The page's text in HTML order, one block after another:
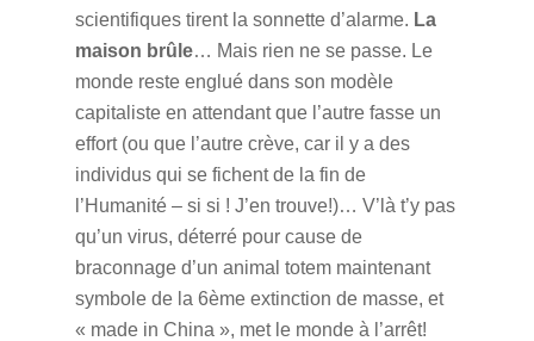
scientifiques tirent la sonnette d’alarme. La
maison brûle… Mais rien ne se passe. Le
monde reste englué dans son modèle
capitaliste en attendant que l’autre fasse un
effort (ou que l’autre crève, car il y a des
individus qui se fichent de la fin de
l’Humanité – si si ! J’en trouve!)… V’là t’y pas
qu’un virus, déterré pour cause de
braconnage d’un animal totem maintenant
symbole de la 6ème extinction de masse, et
« made in China », met le monde à l’arrêt!